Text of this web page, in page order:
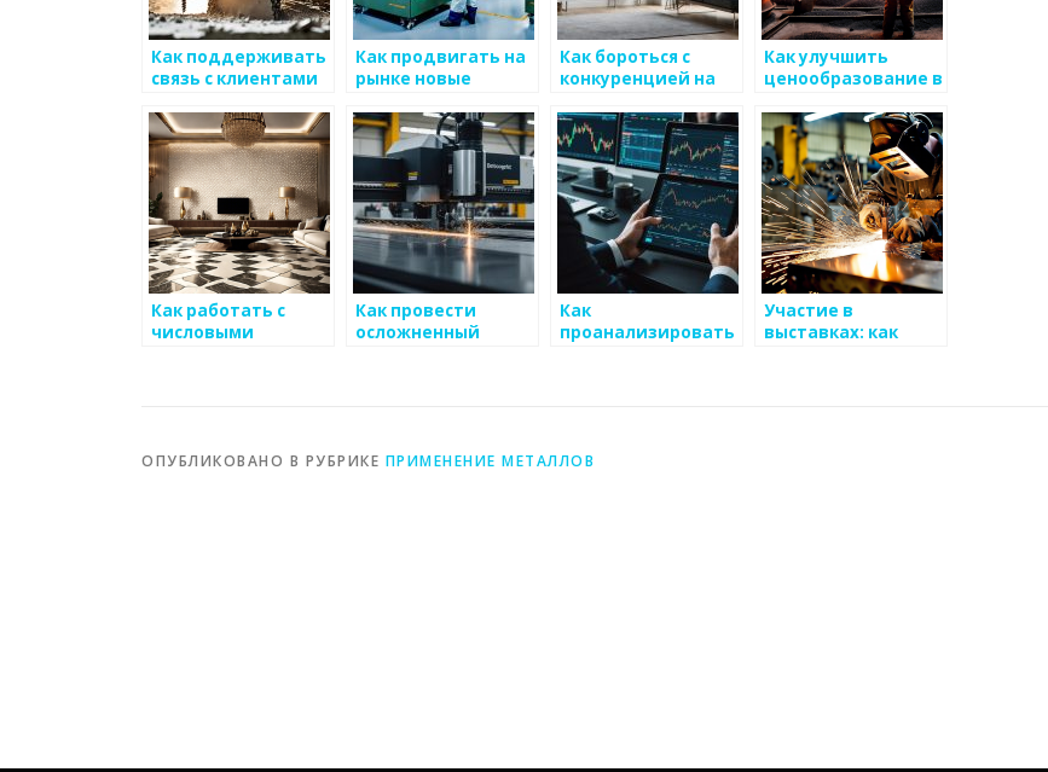
Как поддерживать
связь с клиентами
металоизделий
Как продвигать на
рынке новые
металоизделий
Как бороться с
конкуренцией на
металоизделий
Как улучшить
ценообразование в
металоизделий
Как работать с
числовыми
Как провести
осложненный
Как
проанализировать
Участие в
выставках: как
ОПУБЛИКОВАНО В РУБРИКЕ ПРИМЕНЕНИЕ МЕТАЛЛОВ